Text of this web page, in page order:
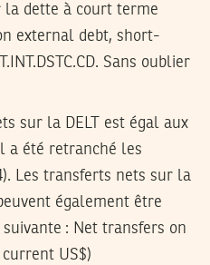
dette à court terme
external debt, short-
Sans oublier
sur la DELT est égal aux
a été retranché les
Les transferts nets sur la
également être
: Net transfers on
US$)